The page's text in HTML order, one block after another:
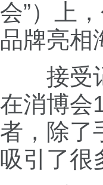
会”）上
品牌亮相
接受记
在消博会
者，除了
吸引了很